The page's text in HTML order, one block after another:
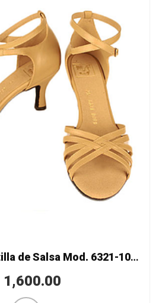
Artist City - Zapatilla de Salsa Mod. 6321-10 doble recio
1,600.00